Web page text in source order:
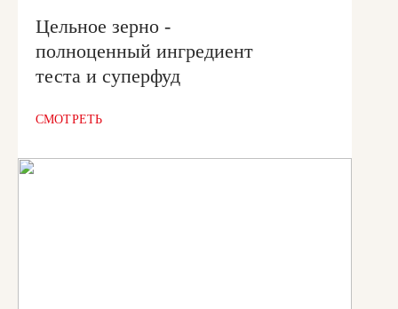
Цельное зерно -
полноценный ингредиент
теста и суперфуд
СМОТРЕТЬ